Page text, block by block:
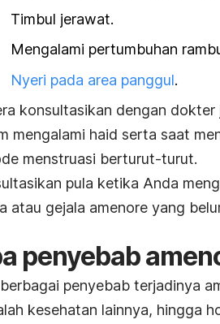
Timbul jerawat.
Mengalami pertumbuhan
Nyeri pada area panggul.
konsultasikan dengan
mengalami haid serta saat
menstruasi berturut-turut.
pula ketika Anda
atau gejala amenore yang
penyebab
penyebab terjadinya
kesehatan lainnya, hingga